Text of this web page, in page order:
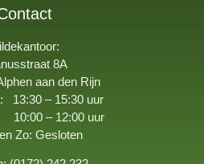
8A
aan den Rijn
13:30 – 15:30 uur
– 12:00 uur
Zo: Gesloten